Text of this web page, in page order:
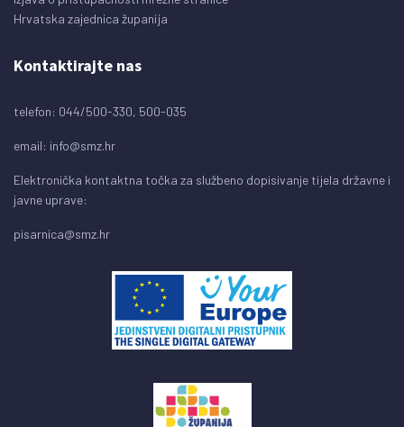
Hrvatska zajednica županija
Kontaktirajte nas
telefon: 044/500-330, 500-035
email: info@smz.hr
Elektronička kontaktna točka za službeno dopisivanje tijela državne i
javne uprave:
pisarnica@smz.hr